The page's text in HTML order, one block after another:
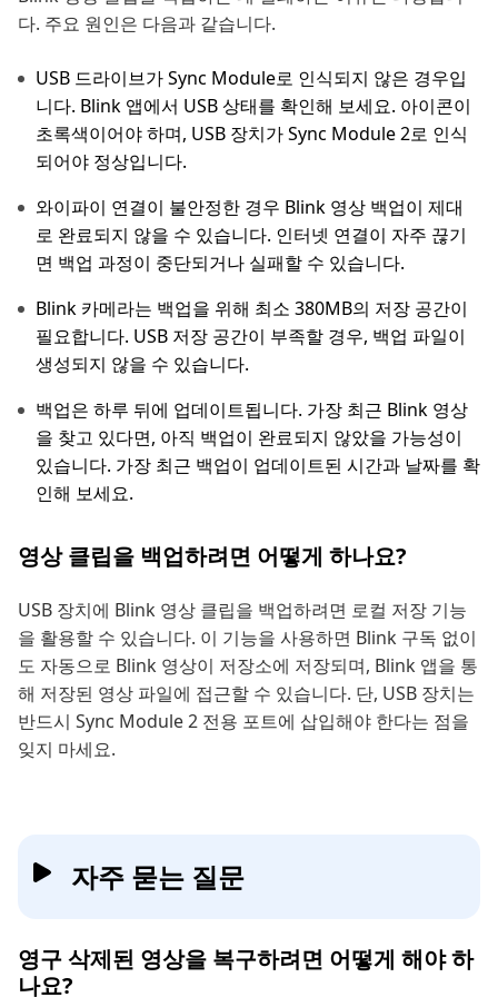
다. 주요 원인은 다음과 같습니다.
USB 드라이브가 Sync Module로 인식되지 않은 경우입
니다. Blink 앱에서 USB 상태를 확인해 보세요. 아이콘이
초록색이어야 하며, USB 장치가 Sync Module 2로 인식
되어야 정상입니다.
와이파이 연결이 불안정한 경우 Blink 영상 백업이 제대
로 완료되지 않을 수 있습니다. 인터넷 연결이 자주 끊기
면 백업 과정이 중단되거나 실패할 수 있습니다.
Blink 카메라는 백업을 위해 최소 380MB의 저장 공간이
필요합니다. USB 저장 공간이 부족할 경우, 백업 파일이
생성되지 않을 수 있습니다.
백업은 하루 뒤에 업데이트됩니다. 가장 최근 Blink 영상
을 찾고 있다면, 아직 백업이 완료되지 않았을 가능성이
있습니다. 가장 최근 백업이 업데이트된 시간과 날짜를 확
인해 보세요.
영상 클립을 백업하려면 어떻게 하나요?
USB 장치에 Blink 영상 클립을 백업하려면 로컬 저장 기능
을 활용할 수 있습니다. 이 기능을 사용하면 Blink 구독 없이
도 자동으로 Blink 영상이 저장소에 저장되며, Blink 앱을 통
해 저장된 영상 파일에 접근할 수 있습니다. 단, USB 장치는
반드시 Sync Module 2 전용 포트에 삽입해야 한다는 점을
잊지 마세요.
자주 묻는 질문
영구 삭제된 영상을 복구하려면 어떻게 해야 하
나요?